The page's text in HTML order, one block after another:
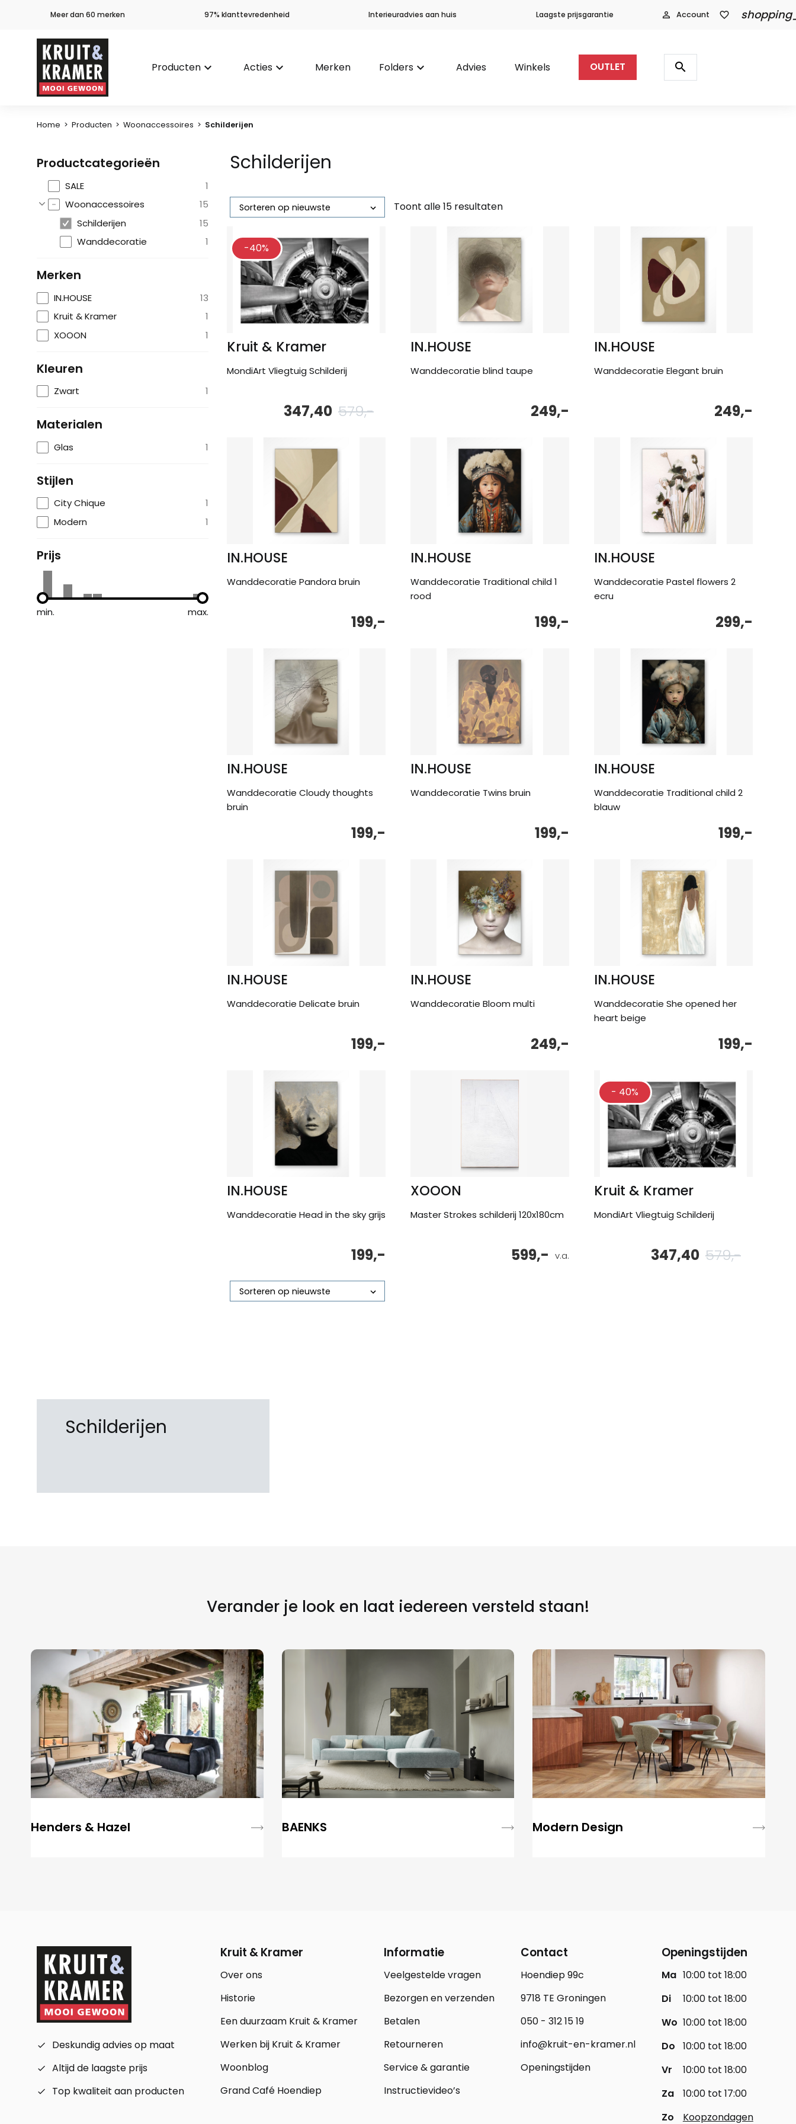
Meer dan 60 merken 97% klanttevredenheid Interieuradvies aan huis Laagste prijsgarantie person_outline Account favorite_border
Producten keyboard_arrow_down Acties keyboard_arrow_down Merken Folders keyboard_arrow_down Advies Winkels OUTLET
Producten
zoeken
search
Home > Producten > Woonaccessoires > Schilderijen
Productcategorieën
SALE
1
Woonaccessoires
15
Schilderijen
15
Wanddecoratie
1
Merken
IN.HOUSE
13
Kruit & Kramer
1
XOOON
1
Kleuren
Zwart 1
Materialen
Glas 1
Stijlen
City Chique
1
Modern
1
Prijs
min. max.
Schilderijen
Toont alle 15 resultaten
Gesorteerd
-40%
Kruit & Kramer
MondiArt Vliegtuig Schilderij
579,-
347,40
IN.HOUSE
Wanddecoratie blind taupe
249,-
IN.HOUSE
Wanddecoratie Elegant bruin
249,-
IN.HOUSE
Wanddecoratie Pandora bruin
199,-
IN.HOUSE
Wanddecoratie Traditional child 1
rood
199,-
IN.HOUSE
Wanddecoratie Pastel flowers 2
ecru
299,-
IN.HOUSE
Wanddecoratie Cloudy thoughts
bruin
199,-
IN.HOUSE
Wanddecoratie Twins bruin
199,-
IN.HOUSE
Wanddecoratie Traditional child 2
blauw
199,-
IN.HOUSE
Wanddecoratie Delicate bruin
199,-
IN.HOUSE
Wanddecoratie Bloom multi
249,-
IN.HOUSE
Wanddecoratie She opened her
heart beige
199,-
IN.HOUSE
Wanddecoratie Head in the sky grijs
199,-
XOOON
Master Strokes schilderij 120x180cm
v.a.
599,-
- 40%
Kruit & Kramer
MondiArt Vliegtuig Schilderij
579,-
347,40
Schilderijen
Verander je look en laat iedereen versteld staan!
Henders & Hazel BAENKS Modern Design
check_small
Deskundig advies op maat
check_small
Altijd de laagste prijs
check_small
Top kwaliteit aan producten
Kruit & Kramer
Over ons
Historie
Een duurzaam Kruit & Kramer
Werken bij Kruit & Kramer
Woonblog
Grand Café Hoendiep
Informatie
Veelgestelde vragen
Bezorgen en verzenden
Betalen
Retourneren
Service & garantie
Instructievideo’s
Contact
Hoendiep 99c
9718 TE Groningen
050 - 312 15 19
info@kruit-en-kramer.nl
Openingstijden
Openingstijden
Ma 10:00 tot 18:00
Di
10:00 tot 18:00
Wo 10:00 tot 18:00
Do
10:00 tot 18:00
Vr
10:00 tot 18:00
Za
10:00 tot 17:00
Zo
Koopzondagen